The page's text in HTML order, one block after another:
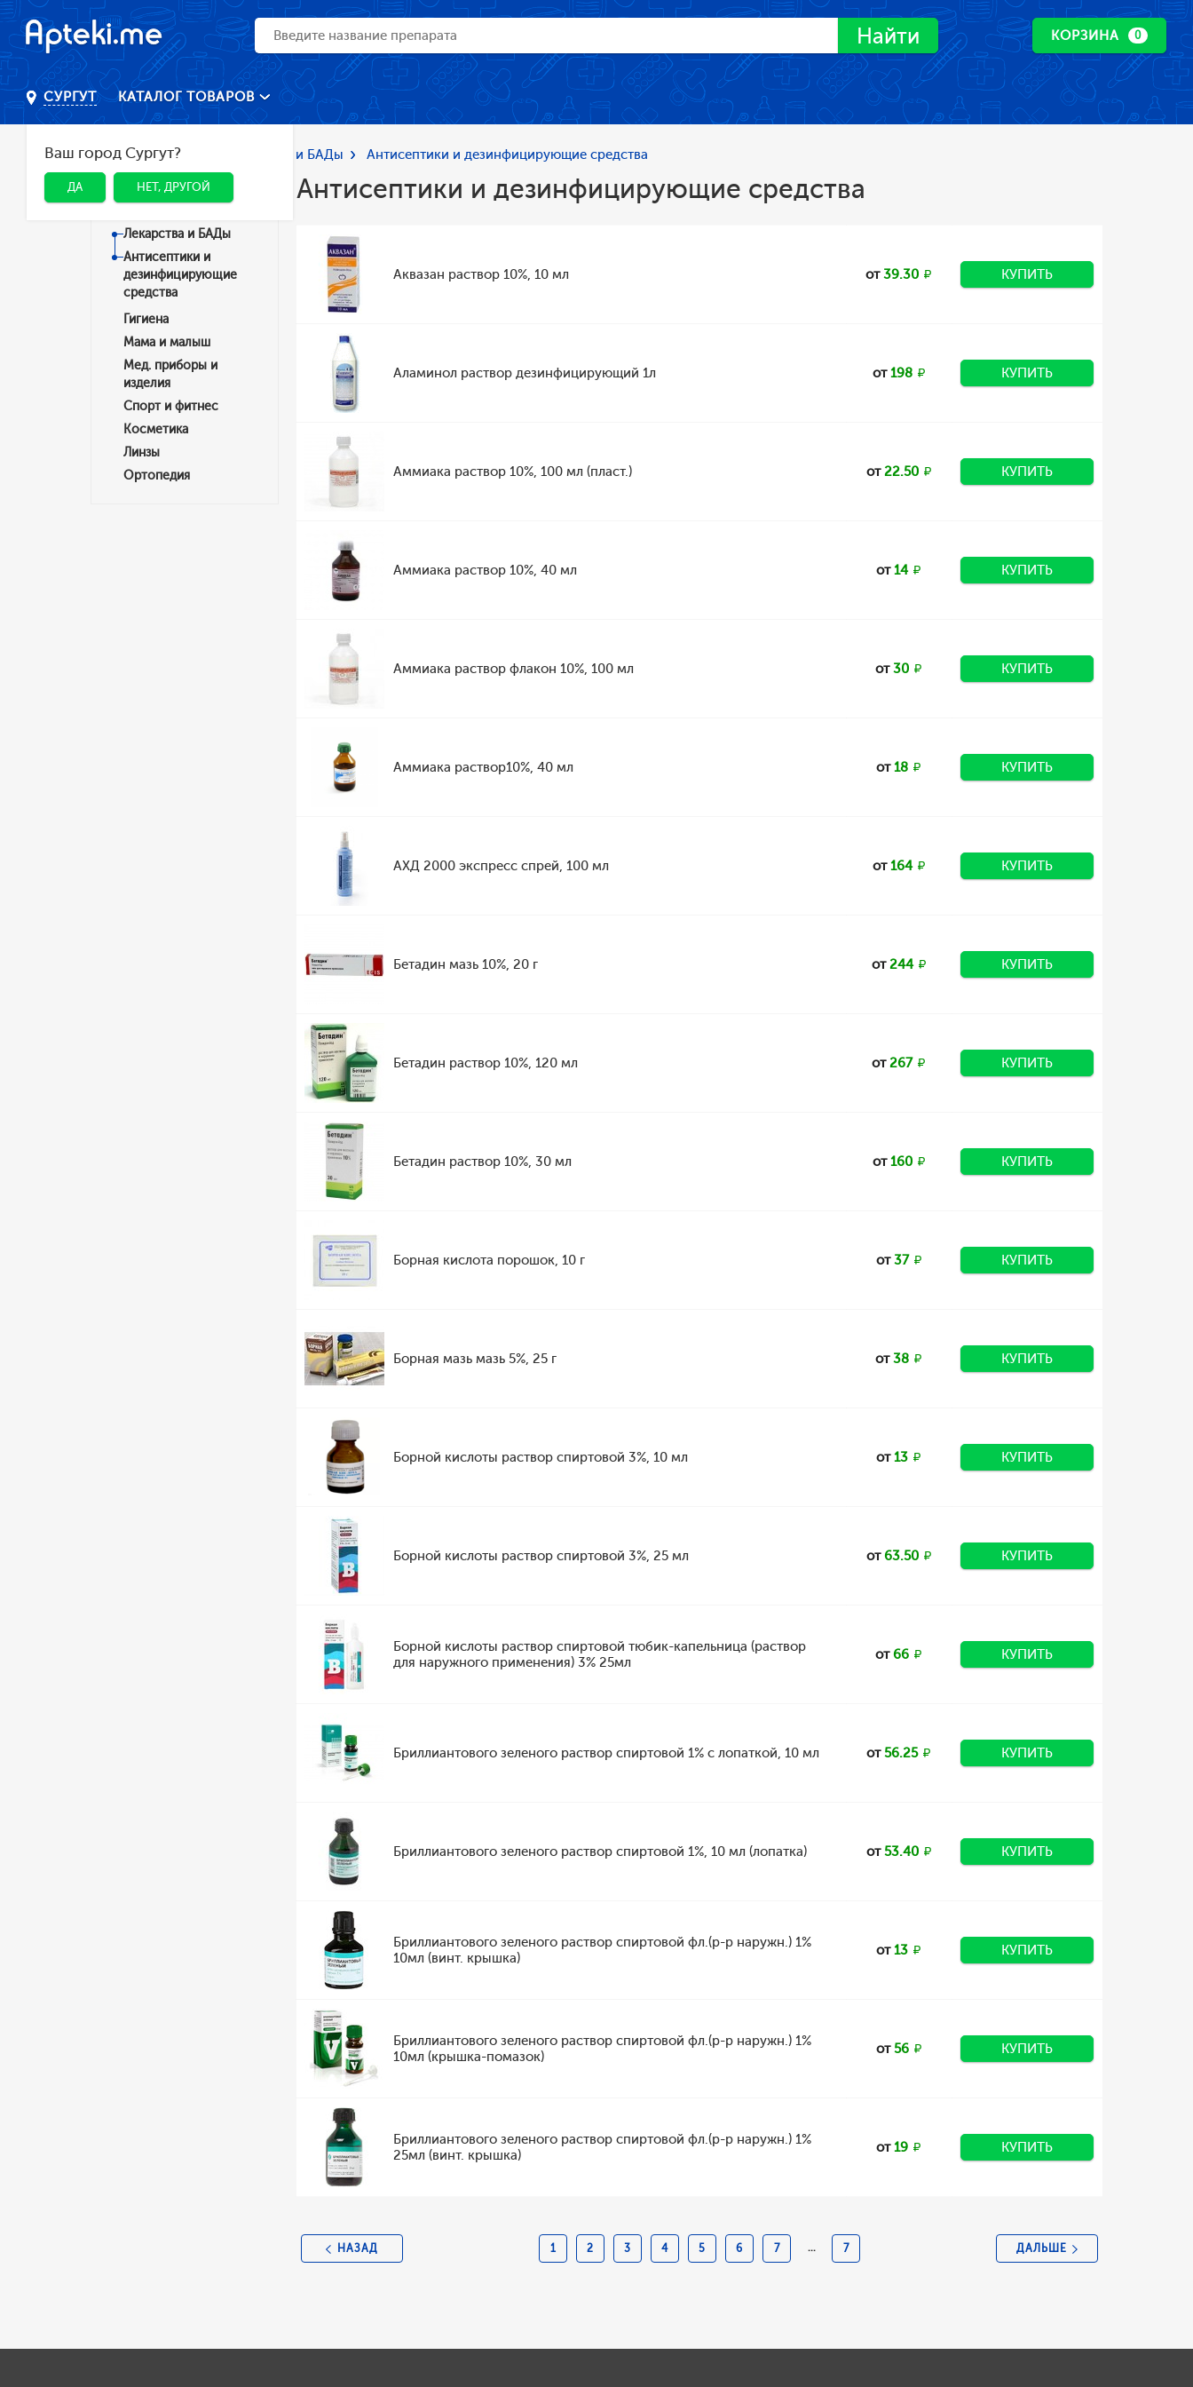
Найти КОРЗИНА 0
СУРГУТ
Ваш город Сургут?
ДА НЕТ, ДРУГОЙ
КАТАЛОГ ТОВАРОВ
Главная Каталог Лекарства и БАДы Антисептики и дезинфицирующие средства
Категории
Лекарства и БАДы
Антисептики и
дезинфицирующие
средства
Гигиена
Мама и малыш
Мед. приборы и
изделия
Спорт и фитнес
Косметика
Линзы
Ортопедия
Антисептики и дезинфицирующие средства
Аквазан раствор 10%, 10 мл от39.30 КУПИТЬ
Аламинол раствор дезинфицирующий 1л от198 КУПИТЬ
Аммиака раствор 10%, 100 мл (пласт.) от22.50 КУПИТЬ
Аммиака раствор 10%, 40 мл от14 КУПИТЬ
Аммиака раствор флакон 10%, 100 мл от30 КУПИТЬ
Аммиака раствор10%, 40 мл от18 КУПИТЬ
АХД 2000 экспресс спрей, 100 мл от164 КУПИТЬ
Бетадин мазь 10%, 20 г от244 КУПИТЬ
Бетадин раствор 10%, 120 мл от267 КУПИТЬ
Бетадин раствор 10%, 30 мл от160 КУПИТЬ
Борная кислота порошок, 10 г от37 КУПИТЬ
Борная мазь мазь 5%, 25 г от38 КУПИТЬ
Борной кислоты раствор спиртовой 3%, 10 мл от13 КУПИТЬ
Борной кислоты раствор спиртовой 3%, 25 мл от63.50 КУПИТЬ
Борной кислоты раствор спиртовой тюбик-капельница (раствор
для наружного применения) 3% 25мл
от66 КУПИТЬ
Бриллиантового зеленого раствор спиртовой 1% с лопаткой, 10 мл от56.25 КУПИТЬ
Бриллиантового зеленого раствор спиртовой 1%, 10 мл (лопатка) от53.40 КУПИТЬ
Бриллиантового зеленого раствор спиртовой фл.(р-р наружн.) 1%
10мл (винт. крышка)
от13 КУПИТЬ
Бриллиантового зеленого раствор спиртовой фл.(р-р наружн.) 1%
10мл (крышка-помазок)
от56 КУПИТЬ
Бриллиантового зеленого раствор спиртовой фл.(р-р наружн.) 1%
25мл (винт. крышка)
от19 КУПИТЬ
НАЗАД 1 2 3 4 5 6 7 ... 7 ДАЛЬШЕ